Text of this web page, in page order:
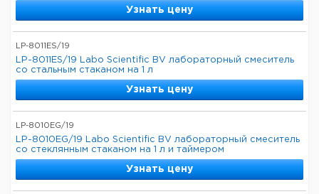
Узнать цену
LP-8011ES/19
LP-8011ES/19 Labo Scientific BV лабораторный смеситель
со стальным стаканом на 1 л
Узнать цену
LP-8010EG/19
LP-8010EG/19 Labo Scientific BV лабораторный смеситель
со стеклянным стаканом на 1 л и таймером
Узнать цену